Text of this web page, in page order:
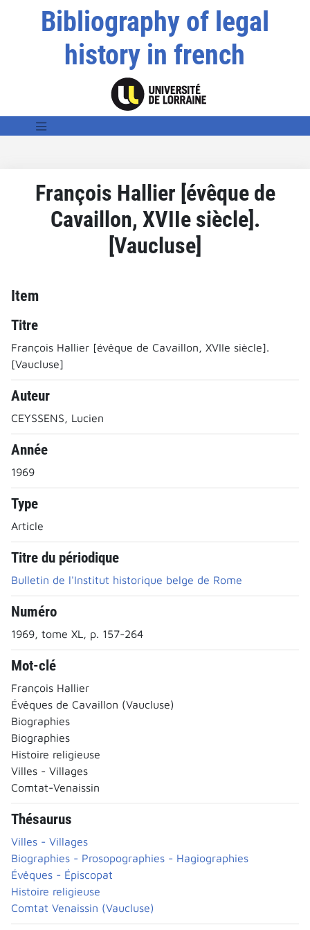
Bibliography of legal
history in french
François Hallier [évêque de
Cavaillon, XVIIe siècle].
[Vaucluse]
Item
Titre
François Hallier [évêque de Cavaillon, XVIIe siècle].
[Vaucluse]
Auteur
CEYSSENS, Lucien
Année
1969
Type
Article
Titre du périodique
Bulletin de l'Institut historique belge de Rome
Numéro
1969, tome XL, p. 157-264
Mot-clé
François Hallier
Évêques de Cavaillon (Vaucluse)
Biographies
Biographies
Histoire religieuse
Villes - Villages
Comtat-Venaissin
Thésaurus
Villes - Villages
Biographies - Prosopographies - Hagiographies
Évêques - Épiscopat
Histoire religieuse
Comtat Venaissin (Vaucluse)